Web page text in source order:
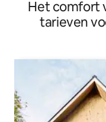
Het comfort
tarieven